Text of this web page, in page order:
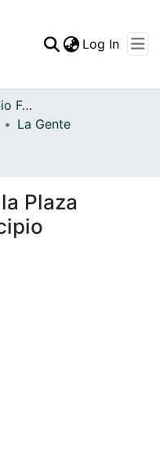
Statistics
Log In
Archivo del Patrimonio Fotográfico y Fílmico del Valle del Cauca
La Gente
Plaza